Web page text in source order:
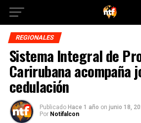
REGIONALES
Sistema Integral de
Carirubana acompaña
cedulación
Publicado Hace 1 año on junio 18,
Por Notifalcon